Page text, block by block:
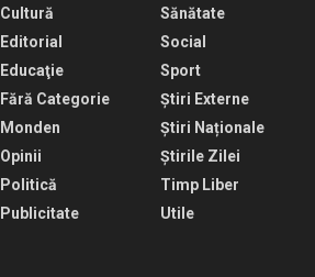
Cultură
Editorial
Educaţie
Fără Categorie
Monden
Opinii
Politică
Publicitate
Sănătate
Social
Sport
Știri Externe
Știri Naționale
Știrile Zilei
Timp Liber
Utile